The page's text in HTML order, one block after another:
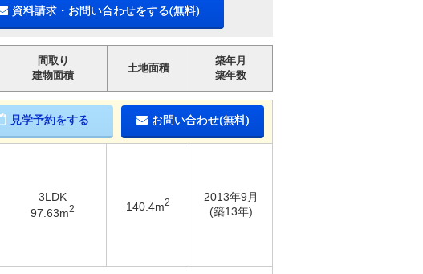
資料請求・お問い合わせをする(無料)
間取り
建物面積
土地面積
築年月
築年数
見学予約をする お問い合わせ(無料)
3LDK
97.63m2 140.4m2
2013年9月
(築13年)